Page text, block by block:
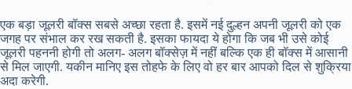
एक बड़ा जूलरी बॉक्स सबसे अच्छा रहता है. इसमें नई दुल्हन अपनी जूलरी को एक
जगह पर संभाल कर रख सकती है. इसका फायदा ये होगा कि जब भी उसे कोई
जूलरी पहननी होगी तो अलग- अलग बॉक्सेज़ में नहीं बल्कि एक ही बॉक्स में आसानी
से मिल जाएगी. यकीन मानिए इस तोहफे के लिए वो हर बार आपको दिल से शुक्रिया
अदा करेगी.